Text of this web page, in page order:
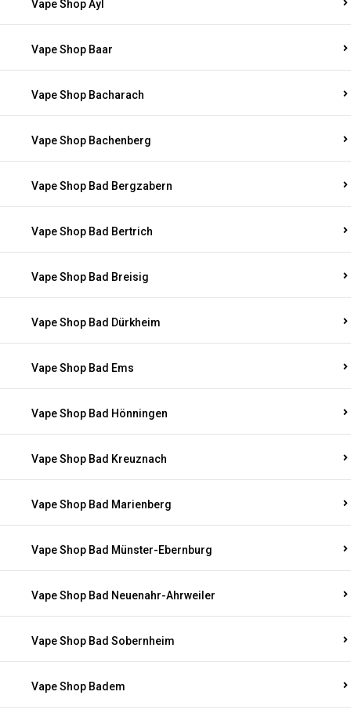
Vape Shop Ayl
Vape Shop Baar
Vape Shop Bacharach
Vape Shop Bachenberg
Vape Shop Bad Bergzabern
Vape Shop Bad Bertrich
Vape Shop Bad Breisig
Vape Shop Bad Dürkheim
Vape Shop Bad Ems
Vape Shop Bad Hönningen
Vape Shop Bad Kreuznach
Vape Shop Bad Marienberg
Vape Shop Bad Münster-Ebernburg
Vape Shop Bad Neuenahr-Ahrweiler
Vape Shop Bad Sobernheim
Vape Shop Badem